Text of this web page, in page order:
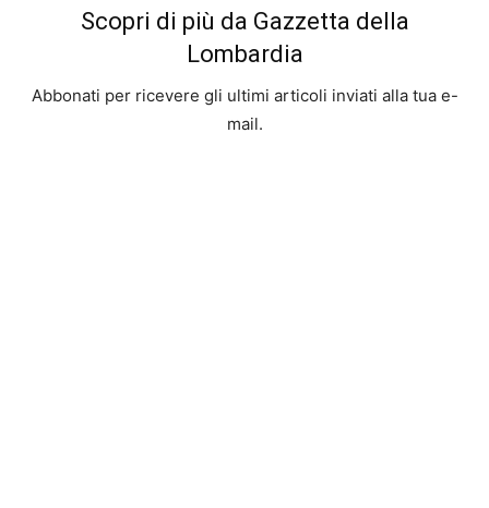
Scopri di più da Gazzetta della
Lombardia
Abbonati per ricevere gli ultimi articoli inviati alla tua e-
mail.